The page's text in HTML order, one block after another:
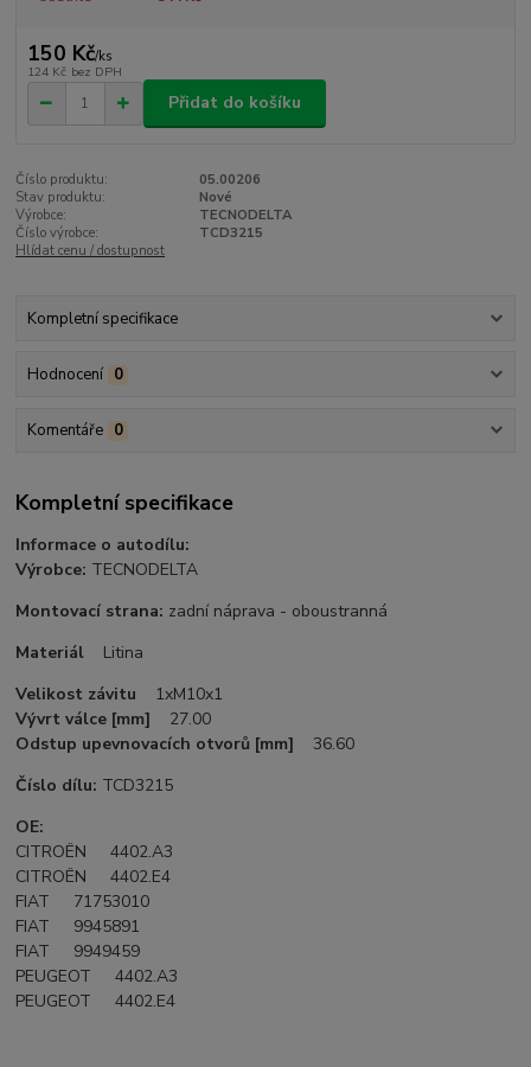
150 Kč/ks
124 Kč bez DPH
Přidat do košíku
Číslo produktu:
05.00206
Stav produktu:
Nové
Výrobce:
TECNODELTA
Číslo výrobce:
TCD3215
Hlídat cenu / dostupnost
Kompletní specifikace
Hodnocení 0
Komentáře 0
Kompletní specifikace
Informace o autodílu:
Výrobce: TECNODELTA
Montovací strana: zadní náprava - oboustranná
Materiál Litina
Velikost závitu 1xM10x1
Vývrt válce [mm] 27.00
Odstup upevnovacích otvorů [mm] 36.60
Číslo dílu: TCD3215
OE:
CITROËN 4402.A3
CITROËN 4402.E4
FIAT 71753010
FIAT 9945891
FIAT 9949459
PEUGEOT 4402.A3
PEUGEOT 4402.E4